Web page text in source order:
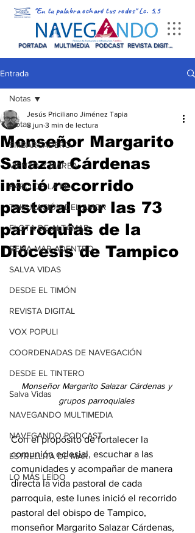
"En tu palabra echaré tus redes" Lc. 5,5
PORTADA MULTIMEDIA PODCAST REVISTA DIGITAL
Entrada
Notas
EMBARCADERO
VIENTO Y MAREA
FARO DE LA FE
TRIPULACIÓN DEL AMOR
FLOTA DE ALTAMAR
REMA MAR ADENTRO
SALVA VIDAS
DESDE EL TIMÓN
REVISTA DIGITAL
VOX POPULI
COORDENADAS DE NAVEGACIÓN
DESDE EL TINTERO
Salva Vidas
NAVEGANDO MULTIMEDIA
NAVEGANDO PODCAST
ESTRELLITA DE MAR
LO MÁS LEÍDO
Notas
Monseñor Margarito
Salazar Cárdenas
inició recorrido
pastoral por las 73
parroquias de la
Diócesis de Tampico
Jesús Priciliano Jiménez Tapia
8 jun 3 min de lectura
Monseñor Margarito Salazar Cárdenas y
grupos parroquiales
Con el propósito de fortalecer la
comunión eclesial, escuchar a las
comunidades y acompañar de manera
directa la vida pastoral de cada
parroquia, este lunes inició el recorrido
pastoral del obispo de Tampico,
monseñor Margarito Salazar Cárdenas,